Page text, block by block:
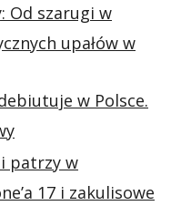
Od szarugi w
upałów w
w Polsce.
patrzy w
17 i zakulisowe